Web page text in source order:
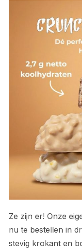
Ze zijn er! Onze
nu te bestellen in
stevig krokant en